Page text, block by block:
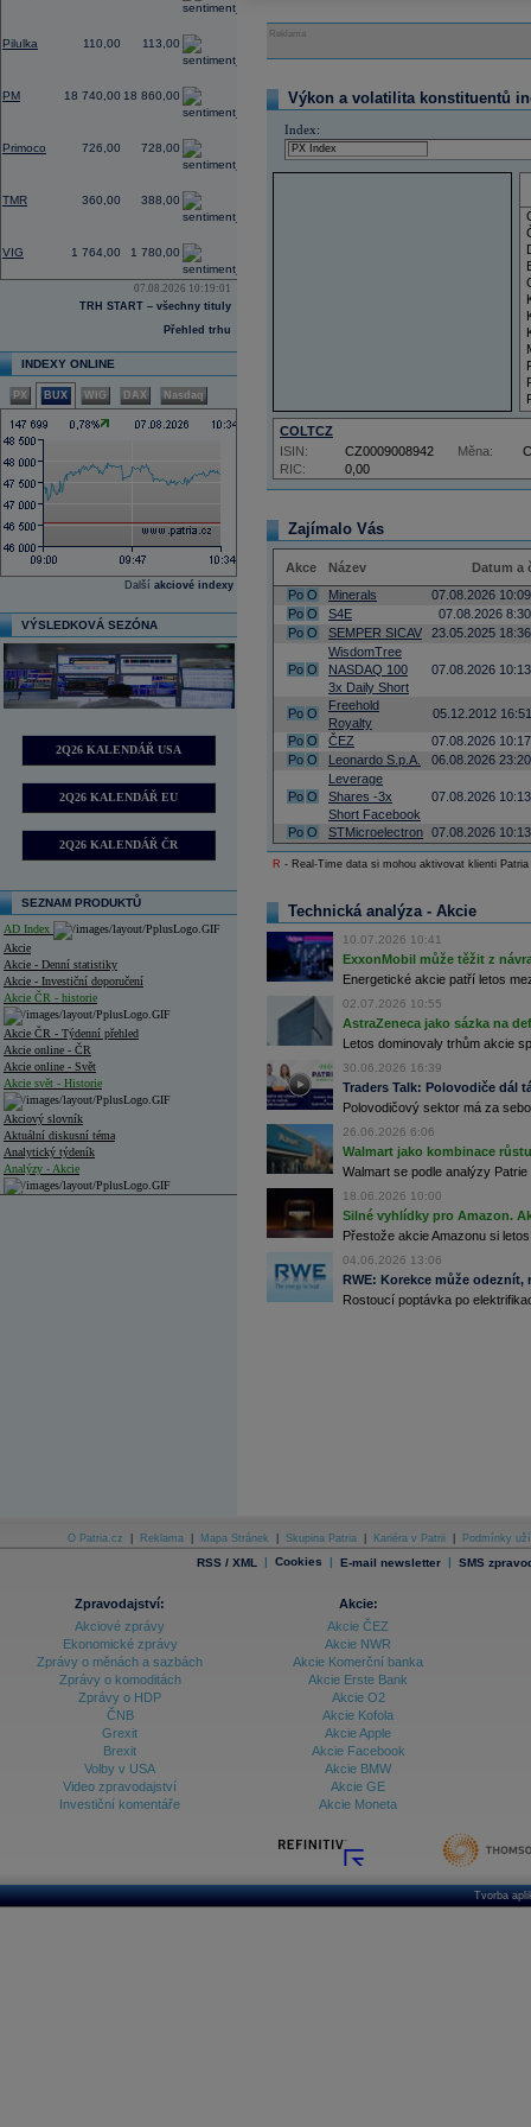
Pilulka 110,00 113,00
0,00
PM 18 740,00 18 860,00
Primoco 726,00 728,00
TMR 360,00 388,00
VIG 1 764,00 1 780,00
07.08.2026 10:19:01
TRH START – všechny tituly
Přehled trhu
INDEXY ONLINE
PX BUX WIG DAX Nasdaq
Další akciové indexy
VÝSLEDKOVÁ SEZÓNA
2Q26 KALENDÁŘ USA
2Q26 KALENDÁŘ EU
2Q26 KALENDÁŘ ČR
SEZNAM PRODUKTŮ
AD Index
Akcie
Akcie - Denní statistiky
Akcie - Investiční doporučení
Akcie ČR - historie
Akcie ČR - Týdenní přehled
Akcie online - ČR
Akcie online - Svět
Akcie svět - Historie
Akciový slovník
Aktuální diskusní téma
Analytický týdeník
Analýzy - Akcie
Archiv - Měsíční makroekonomické přehledy
Archiv - Vývoj české koruny
Archiv analýz - Makroukazatele
Ceny průmyslových výrobců - Data a prognózy
Ceny průmyslových výrobců - Graf (ČR)
Ceny průmyslových výrobců - Kalendář (ČR)
Ceny průmyslových výrobců - Zpravodajství
Databanka - Ceny
Reklama
Výkon a volatilita konstituentů
Index:
COLTCZ
RIC: 0,00
ISIN: CZ0009008942 Měna:
Zajímalo Vás
Akce Název
Datum a
Po O Minerals
07.08.2026
Po O S4E
07.08.2026
Po O SEMPER SICAV 23.05.2025
Po O
WisdomTree
NASDAQ 100
3x Daily Short
07.08.2026
Po O
Freehold
Royalty
05.12.2012
Po O ČEZ
07.08.2026
Po O Leonardo S.p.A. 06.08.2026
Po O
Leverage
Shares -3x
Short Facebook
07.08.2026
Po O STMicroelectron 07.08.2026
R - Real-Time data si mohou aktivovat klienti
Technická analýza - Akcie
10.07.2026 10:41
ExxonMobil může těžit z
Energetické akcie patří letos
02.07.2026 10:55
AstraZeneca jako sázka na
Letos dominovaly trhům akcie
30.06.2026 16:39
Traders Talk: Polovodiče dál
Polovodičový sektor má za
26.06.2026 6:06
Walmart jako kombinace
Walmart se podle analýzy
18.06.2026 10:00
Silné vyhlídky pro Amazon.
Přestože akcie Amazonu si
04.06.2026 13:06
RWE: Korekce může
Rostoucí poptávka po
O Patria.cz Reklama Mapa Stránek Skupina Patria Kariéra v Patrii Podmínky
RSS / XML | Cookies | E-mail newsletter | SMS
Zpravodajství:
Akciové zprávy
Ekonomické zprávy
Zprávy o měnách a sazbách
Zprávy o komoditách
Zprávy o HDP
ČNB
Grexit
Brexit
Volby v USA
Video zpravodajství
Investiční komentáře
Akcie:
Akcie ČEZ
Akcie NWR
Akcie Komerční banka
Akcie Erste Bank
Akcie O2
Akcie Kofola
Akcie Apple
Akcie Facebook
Akcie BMW
Akcie GE
Akcie Moneta
Tvorba